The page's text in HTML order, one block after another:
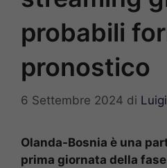
probabili
pronostico
6 Settembre 2024 di
Olanda-Bosnia è una
prima giornata della